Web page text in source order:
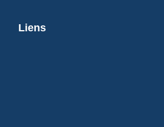
Liens